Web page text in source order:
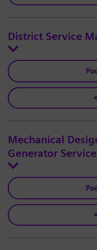
District Service
Mechanical
Generator Service